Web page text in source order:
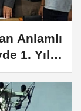
Anlamlı
1. Yıl